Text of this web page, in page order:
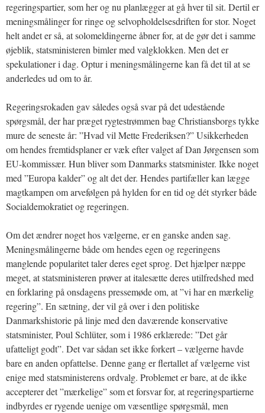
regeringspartier, som her og nu planlægger at gå hver til sit. Dertil er
meningsmålinger for ringe og selvopholdelsesdriften for stor. Noget
helt andet er så, at solomeldingerne åbner for, at de gør det i samme
øjeblik, statsministeren bimler med valgklokken. Men det er
spekulationer i dag. Optur i meningsmålingerne kan få det til at se
anderledes ud om to år.
Regeringsrokaden gav således også svar på det udestående
spørgsmål, der har præget rygtestrømmen bag Christiansborgs tykke
mure de seneste år: ”Hvad vil Mette Frederiksen?” Usikkerheden
om hendes fremtidsplaner er væk efter valget af Dan Jørgensen som
EU-kommissær. Hun bliver som Danmarks statsminister. Ikke noget
med ”Europa kalder” og alt det der. Hendes partifæller kan lægge
magtkampen om arvefølgen på hylden for en tid og dét styrker både
Socialdemokratiet og regeringen.
Om det ændrer noget hos vælgerne, er en ganske anden sag.
Meningsmålingerne både om hendes egen og regeringens
manglende popularitet taler deres eget sprog. Det hjælper næppe
meget, at statsministeren prøver at italesætte deres utilfredshed med
en forklaring på onsdagens pressemøde om, at ”vi har en mærkelig
regering”. En sætning, der vil gå over i den politiske
Danmarkshistorie på linje med den daværende konservative
statsminister, Poul Schlüter, som i 1986 erklærede: ”Det går
ufatteligt godt”. Det var sådan set ikke forkert – vælgerne havde
bare en anden opfattelse. Denne gang er flertallet af vælgerne vist
enige med statsministerens ordvalg. Problemet er bare, at de ikke
accepterer det ”mærkelige” som et forsvar for, at regeringspartierne
indbyrdes er rygende uenige om væsentlige spørgsmål, men